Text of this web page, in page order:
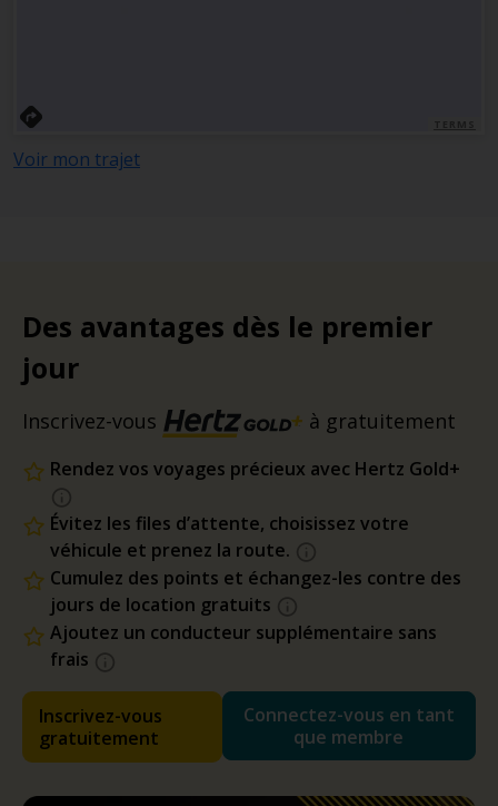
Voir mon trajet
Des avantages dès le premier
jour
Inscrivez-vous à gratuitement
Rendez vos voyages précieux avec Hertz Gold+
Évitez les files d’attente, choisissez votre
véhicule et prenez la route.
Cumulez des points et échangez-les contre des
jours de location gratuits
Ajoutez un conducteur supplémentaire sans
frais
Inscrivez-vous
gratuitement
Connectez-vous en tant
que membre